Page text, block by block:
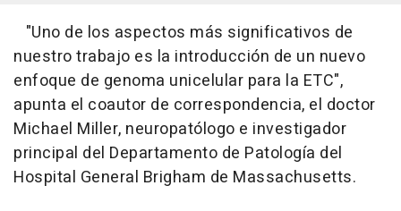
"Uno de los aspectos más significativos de
nuestro trabajo es la introducción de un nuevo
enfoque de genoma unicelular para la ETC",
apunta el coautor de correspondencia, el doctor
Michael Miller, neuropatólogo e investigador
principal del Departamento de Patología del
Hospital General Brigham de Massachusetts.